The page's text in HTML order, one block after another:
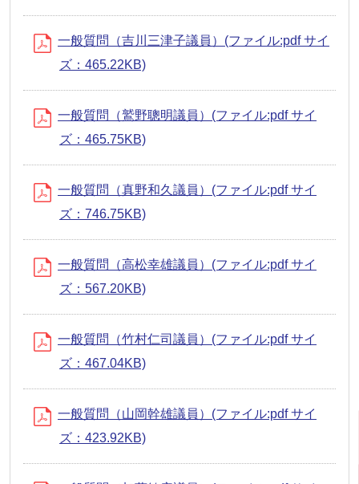
一般質問（吉川三津子議員）(ファイル:pdf サイ
ズ：465.22KB)
一般質問（鷲野聰明議員）(ファイル:pdf サイ
ズ：465.75KB)
一般質問（真野和久議員）(ファイル:pdf サイ
ズ：746.75KB)
一般質問（高松幸雄議員）(ファイル:pdf サイ
ズ：567.20KB)
一般質問（竹村仁司議員）(ファイル:pdf サイ
ズ：467.04KB)
一般質問（山岡幹雄議員）(ファイル:pdf サイ
ズ：423.92KB)